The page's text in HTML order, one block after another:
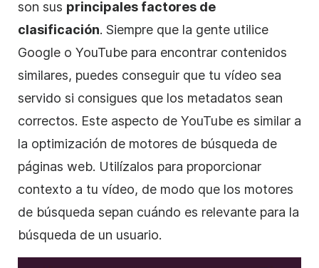
son sus principales factores de
clasificación. Siempre que la gente utilice
Google o YouTube para encontrar contenidos
similares, puedes conseguir que tu vídeo sea
servido si consigues que los metadatos sean
correctos. Este aspecto de YouTube es similar a
la optimización de motores de búsqueda de
páginas web. Utilízalos para proporcionar
contexto a tu vídeo, de modo que los motores
de búsqueda sepan cuándo es relevante para la
búsqueda de un usuario.